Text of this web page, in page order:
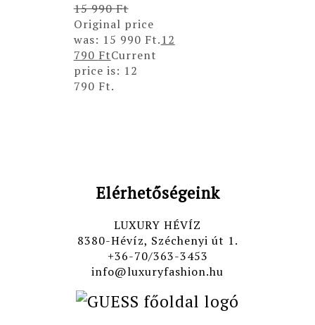
15 990Ft
Original price
was: 15 990 Ft.12
790 FtCurrent
price is: 12
790 Ft.
Elérhetőségeink
LUXURY HÉVÍZ
8380-Hévíz, Széchenyi út 1.
+36-70/363-3453
info@luxuryfashion.hu